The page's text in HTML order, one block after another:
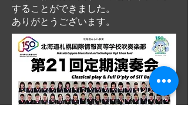
することができました。
ありがとうございます。